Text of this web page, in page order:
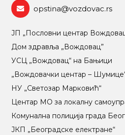
opstina@vozdovac.rs
ЈП „Пословни центар
Дом здравља „Вождовац”
УСЦ „Вождовац“ на Бањици
„Вождовачки центар –
НУ „Светозар Марковић“
Центар МO за локалну
Комунална полиција града
ЈКП „Београдске електране“